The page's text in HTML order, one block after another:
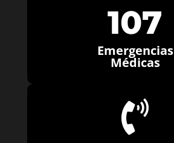
107
Emergencias
Médicas
